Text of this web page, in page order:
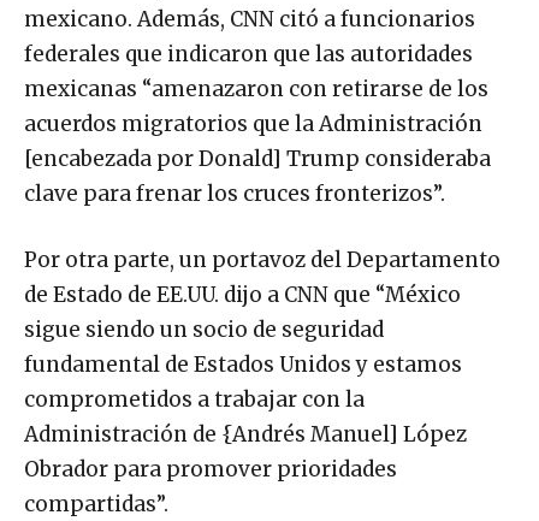
mexicano. Además, CNN citó a funcionarios
federales que indicaron que las autoridades
mexicanas “amenazaron con retirarse de los
acuerdos migratorios que la Administración
[encabezada por Donald] Trump consideraba
clave para frenar los cruces fronterizos”.
Por otra parte, un portavoz del Departamento
de Estado de EE.UU. dijo a CNN que “México
sigue siendo un socio de seguridad
fundamental de Estados Unidos y estamos
comprometidos a trabajar con la
Administración de {Andrés Manuel] López
Obrador para promover prioridades
compartidas”.